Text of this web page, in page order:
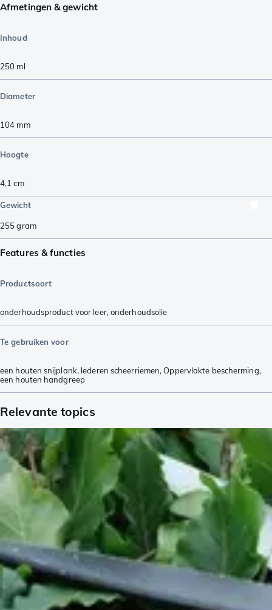
Afmetingen & gewicht
Inhoud
250 ml
Diameter
104 mm
Hoogte
4,1 cm
Gewicht
255gram
Features & functies
Productsoort
onderhoudsproduct voor leer,onderhoudsolie
Te gebruiken voor
een houten snijplank, lederen scheerriemen,Oppervlakte bescherming,
een houten handgreep
Relevante topics